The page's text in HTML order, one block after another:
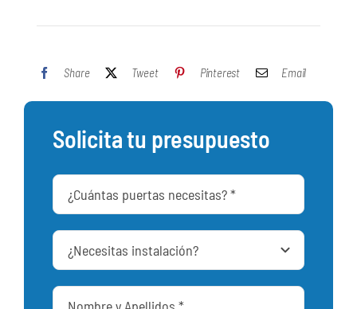
Share Tweet Pinterest Email
Solicita tu presupuesto